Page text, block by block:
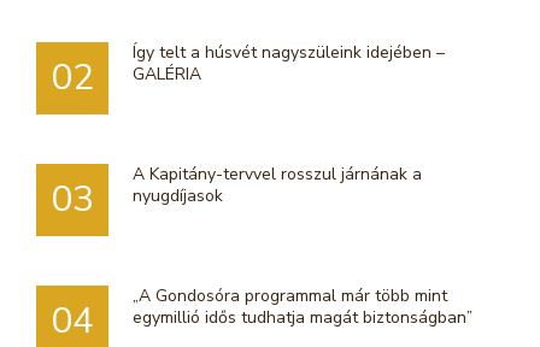
02
Így telt a húsvét nagyszüleink idejében –
GALÉRIA
03
A Kapitány-tervvel rosszul járnának a
nyugdíjasok
04
„A Gondosóra programmal már több mint
egymillió idős tudhatja magát biztonságban”